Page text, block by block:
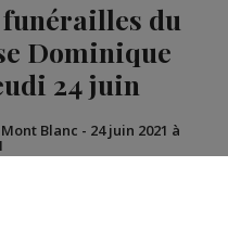
funérailles du
Dominique
24 juin
Blanc - 24 juin 2021 à